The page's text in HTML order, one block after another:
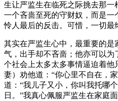
生让严监生在临死之际挑去那
一个吝啬至死的守财奴，而是
怜人最后的反击。可惜，一切最
其实在严监生心中，最重要的
气，出手却不吝啬；他亦可以
个社会上太多太多事情逼迫着
妻）劝他道：“你心里不自在，
道：“我儿子又小，你叫我托哪
日。”我真心佩服严监生在家庭